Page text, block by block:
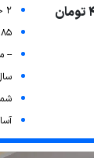
2 خواب
85 متر زیربنا
--